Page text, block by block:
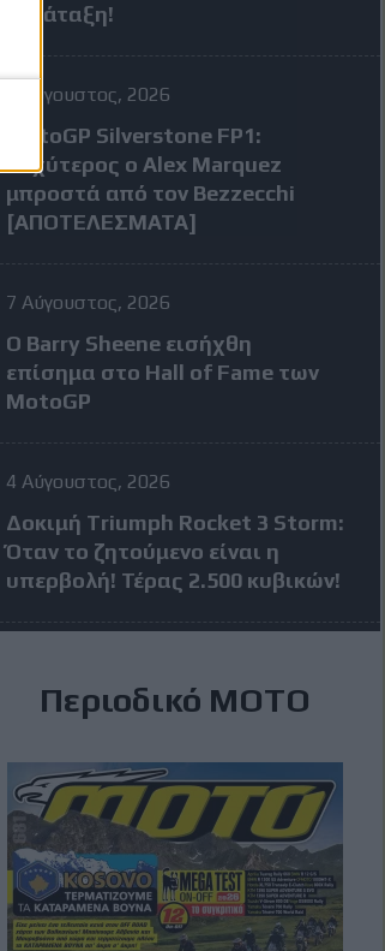
κατάταξη!
7 Αύγουστος, 2026
MotoGP Silverstone FP1:
Ταχύτερος ο Alex Marquez
μπροστά από τον Bezzecchi
[ΑΠΟΤΕΛΕΣΜΑΤΑ]
7 Αύγουστος, 2026
Ο Barry Sheene εισήχθη
επίσημα στο Hall of Fame των
MotoGP
4 Αύγουστος, 2026
Δοκιμή Triumph Rocket 3 Storm:
Όταν το ζητούμενο είναι η
υπερβολή! Τέρας 2.500 κυβικών!
MotoGP: Πέντε αναβάτες σε
το Grand Prix της Βρετανίας
3 Αύγουστος, 2026
MXGP Βέλγιο: Κέρδισε ο Jeffrey
Herlings και πάει ολοταχώς για
τίτλο
Περιοδικό ΜΟΤΟ